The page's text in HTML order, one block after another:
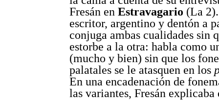
Fresán en Estravagario (La
escritor, argentino y dentón a
conjuga ambas cualidades sin
estorbe a la otra: habla como
(mucho y bien) sin que los
palatales se le atasquen en los
En una encadenación de
las variantes, Fresán explicaba